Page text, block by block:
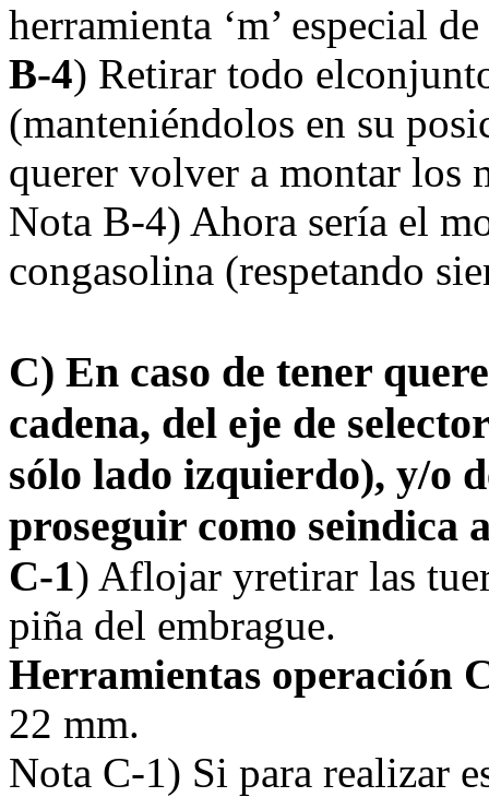
herramienta ‘m’ especial de
B-4) Retirar todo
(manteniéndolos en su
querer volver a montar los
Nota B-4) Ahora sería el
congasolina (respetando
C) En caso de tener
cadena, del eje de
sólo lado izquierdo), y/o
proseguir como seindica
C-1) Aflojar yretirar las
piña del embrague.
Herramientas operación
22 mm.
Nota C-1) Si para realizar